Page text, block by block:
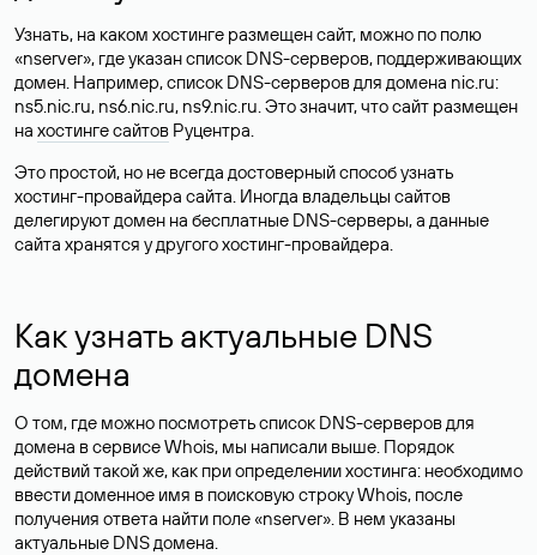
Узнать, на каком хостинге размещен сайт, можно по полю
«nserver», где указан список DNS-серверов, поддерживающих
домен. Например, список DNS-серверов для домена nic.ru:
ns5.nic.ru, ns6.nic.ru, ns9.nic.ru. Это значит, что сайт размещен
на хостинге сайтов Руцентра.
Это простой, но не всегда достоверный способ узнать
хостинг-провайдера сайта. Иногда владельцы сайтов
делегируют домен на бесплатные DNS-серверы, а данные
сайта хранятся у другого хостинг-провайдера.
Как узнать актуальные DNS
домена
О том, где можно посмотреть список DNS-серверов для
домена в сервисе Whois, мы написали выше. Порядок
действий такой же, как при определении хостинга: необходимо
ввести доменное имя в поисковую строку Whois, после
получения ответа найти поле «nserver». В нем указаны
актуальные DNS домена.